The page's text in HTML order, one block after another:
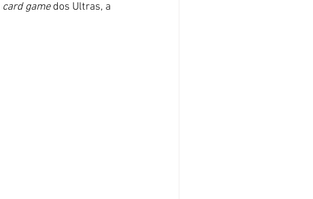
card game dos Ultras, a